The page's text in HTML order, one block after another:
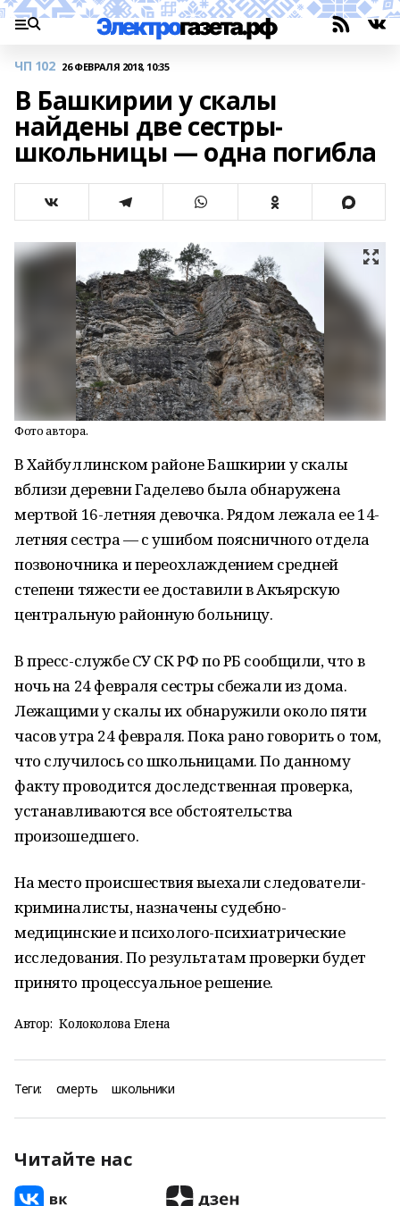
ЧП 102 26 ФЕВРАЛЯ 2018, 10:35
В Башкирии у скалы
найдены две сестры-
школьницы — одна погибла
Фото автора.
В Хайбуллинском районе Башкирии у скалы
вблизи деревни Гаделево была обнаружена
мертвой 16-летняя девочка. Рядом лежала ее 14-
летняя сестра — с ушибом поясничного отдела
позвоночника и переохлаждением средней
степени тяжести ее доставили в Акъярскую
центральную районную больницу.
В пресс-службе СУ СК РФ по РБ сообщили, что в
ночь на 24 февраля сестры сбежали из дома.
Лежащими у скалы их обнаружили около пяти
часов утра 24 февраля. Пока рано говорить о том,
что случилось со школьницами. По данному
факту проводится доследственная проверка,
устанавливаются все обстоятельства
произошедшего.
На место происшествия выехали следователи-
криминалисты, назначены судебно-
медицинские и психолого-психиатрические
исследования. По результатам проверки будет
принято процессуальное решение.
Автор: Колоколова Елена
Теги: смерть школьники
Читайте нас